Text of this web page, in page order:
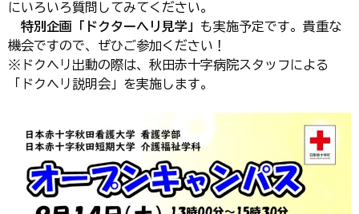
にいろいろ質問してみてください。
特別企画「ドクターヘリ見学」 も実施予定です。貴重な
機会ですので、ぜひご参加ください！
※ドクヘリ出動の際は、秋田赤十字病院スタッフによる
「ドクヘリ説明会」を実施します。